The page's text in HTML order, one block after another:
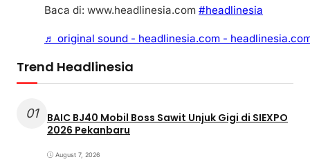
Baca di: www.headlinesia.com #headlinesia
♬ original sound - headlinesia.com -
Trend Headlinesia
01
BAIC BJ40 Mobil Boss Sawit Unjuk Gigi di SIEXPO
2026 Pekanbaru
August 7, 2026